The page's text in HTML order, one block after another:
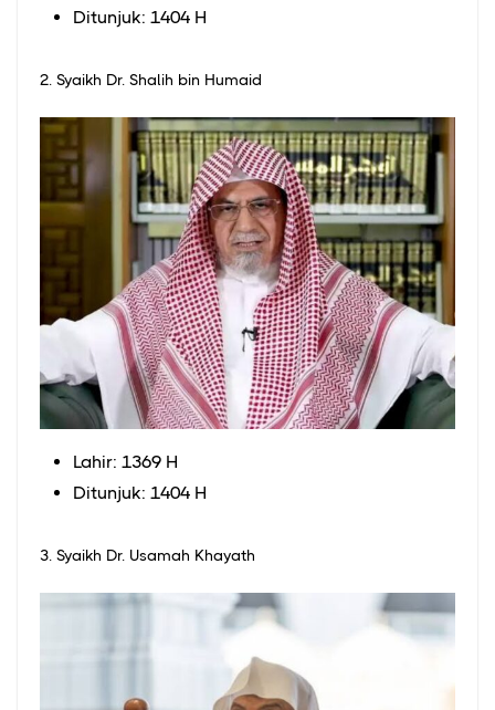
Ditunjuk: 1404 H
2. Syaikh Dr. Shalih bin Humaid
Lahir: 1369 H
Ditunjuk: 1404 H
3. Syaikh Dr. Usamah Khayath